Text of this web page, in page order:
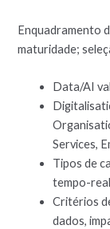
Enquadramento
maturidade;
Data/AI
Services,
Tipos de
tempo-
Critérios
dados,